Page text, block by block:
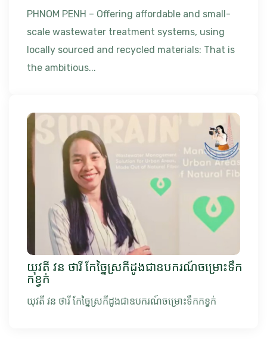
PHNOM PENH – Offering affordable and small-
scale wastewater treatment systems, using
locally sourced and recycled materials: That is
the ambitious...
យុវតី វន ថារី កែច្នៃស្រកីដូងជាឧបករណ៍ចម្រោះទឹក
កខ្វក់
យុវតី វន ថារី កែច្នៃស្រកីដូងជាឧបករណ៍ចម្រោះទឹកកខ្វក់